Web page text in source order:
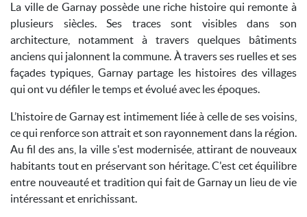
La ville de Garnay possède une riche histoire qui remonte à
plusieurs siècles. Ses traces sont visibles dans son
architecture, notamment à travers quelques bâtiments
anciens qui jalonnent la commune. À travers ses ruelles et ses
façades typiques, Garnay partage les histoires des villages
qui ont vu défiler le temps et évolué avec les époques.
L’histoire de Garnay est intimement liée à celle de ses voisins,
ce qui renforce son attrait et son rayonnement dans la région.
Au fil des ans, la ville s'est modernisée, attirant de nouveaux
habitants tout en préservant son héritage. C'est cet équilibre
entre nouveauté et tradition qui fait de Garnay un lieu de vie
intéressant et enrichissant.